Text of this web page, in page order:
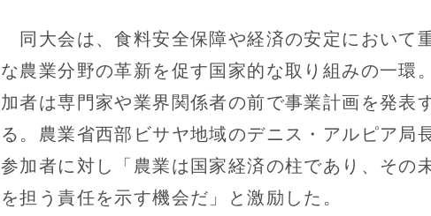
同大会は、食料安全保障や経済の安定において
な農業分野の革新を促す国家的な取り組みの一環
加者は専門家や業界関係者の前で事業計画を発表
る。農業省西部ビサヤ地域のデニス・アルピア局
参加者に対し「農業は国家経済の柱であり、その
を担う責任を示す機会だ」と激励した。